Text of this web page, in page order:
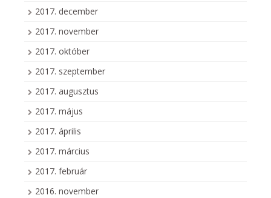
2017. december
2017. november
2017. október
2017. szeptember
2017. augusztus
2017. május
2017. április
2017. március
2017. február
2016. november